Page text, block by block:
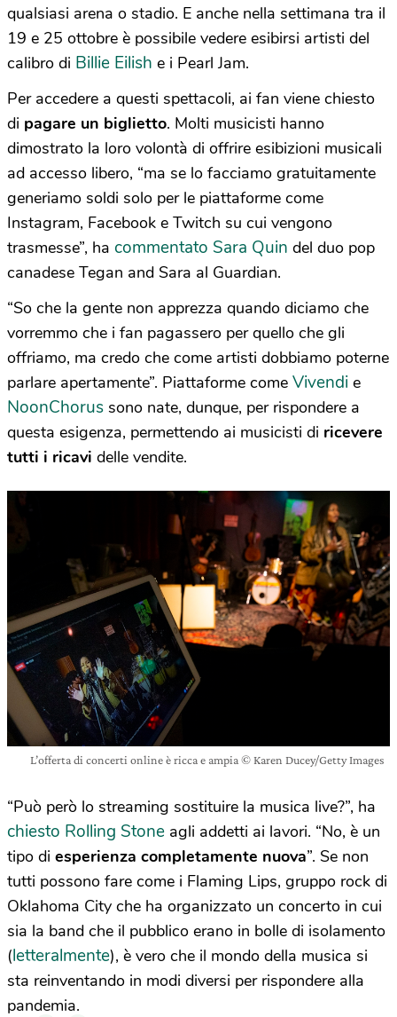
qualsiasi arena o stadio. E anche nella settimana tra il
19 e 25 ottobre è possibile vedere esibirsi artisti del
calibro di Billie Eilish e i Pearl Jam.
Per accedere a questi spettacoli, ai fan viene chiesto
di pagare un biglietto. Molti musicisti hanno
dimostrato la loro volontà di offrire esibizioni musicali
ad accesso libero, “ma se lo facciamo gratuitamente
generiamo soldi solo per le piattaforme come
Instagram, Facebook e Twitch su cui vengono
trasmesse”, ha commentato Sara Quin del duo pop
canadese Tegan and Sara al Guardian.
“So che la gente non apprezza quando diciamo che
vorremmo che i fan pagassero per quello che gli
offriamo, ma credo che come artisti dobbiamo poterne
parlare apertamente”. Piattaforme come Vivendi e
NoonChorus sono nate, dunque, per rispondere a
questa esigenza, permettendo ai musicisti di ricevere
tutti i ricavi delle vendite.
L’offerta di concerti online è ricca e ampia © Karen Ducey/Getty Images
“Può però lo streaming sostituire la musica live?”, ha
chiesto Rolling Stone agli addetti ai lavori. “No, è un
tipo di esperienza completamente nuova”. Se non
tutti possono fare come i Flaming Lips, gruppo rock di
Oklahoma City che ha organizzato un concerto in cui
sia la band che il pubblico erano in bolle di isolamento
(letteralmente), è vero che il mondo della musica si
sta reinventando in modi diversi per rispondere alla
pandemia.